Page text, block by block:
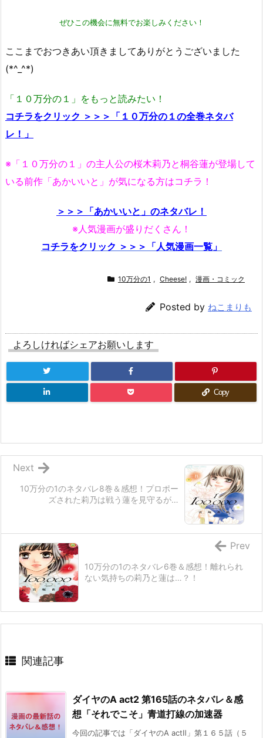
ぜひこの機会に無料でお楽しみください！
ここまでおつきあい頂きましてありがとうございました
(*^_^*)
「１０万分の１」をもっと読みたい！
コチラをクリック ＞＞＞「１０万分の１の全巻ネタバ
レ！」
※「１０万分の１」の主人公の桜木莉乃と桐谷蓮が登場して
いる前作「あかいいと」が気になる方はコチラ！
＞＞＞「あかいいと」のネタバレ！
※人気漫画が盛りだくさん！
コチラをクリック ＞＞＞「人気漫画一覧」
10万分の1 , Cheese! , 漫画・コミック
Posted by ねこまりも
よろしければシェアお願いします
Copy
10万分の1のネタバレ8巻＆感想！プロポー
ズされた莉乃は戦う蓮を見守るが…
Next
10万分の1のネタバレ6巻＆感想！離れられ
ない気持ちの莉乃と蓮は…？！
Prev
関連記事
ダイヤのA act2 第165話のネタバレ＆感
想「それでこそ」青道打線の加速器
今回の記事では「ダイヤのA actⅡ」第１６５話（５